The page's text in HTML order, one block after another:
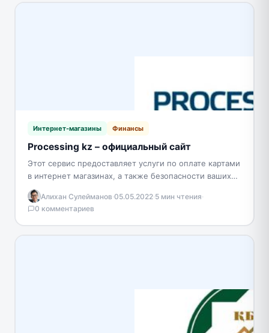
Интернет-магазины Финансы
Processing kz – официальный сайт
Этот сервис предоставляет услуги по оплате картами
в интернет магазинах, а также безопасности ваших
денег. Если вы владелец карты, то вот несколько
причин…
Алихан Сулейманов·05.05.2022·5 мин чтения·
0 комментариев